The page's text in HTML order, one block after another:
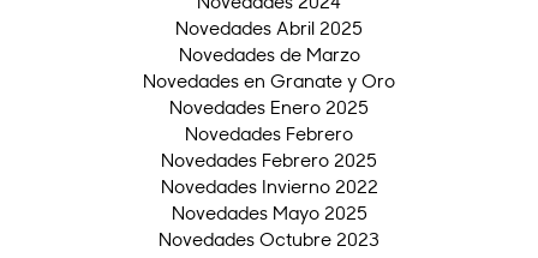
Novedades Abril 2025
Novedades de Marzo
Novedades en Granate y Oro
Novedades Enero 2025
Novedades Febrero
Novedades Febrero 2025
Novedades Invierno 2022
Novedades Mayo 2025
Novedades Octubre 2023